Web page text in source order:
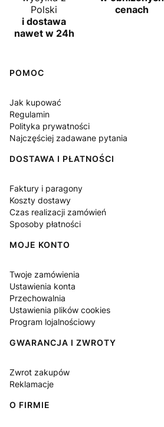
Polski
i dostawa
nawet w 24h
cenach
Linki w stopce
POMOC
Jak kupować
Regulamin
Polityka prywatności
Najczęściej zadawane pytania
DOSTAWA I PŁATNOŚCI
Faktury i paragony
Koszty dostawy
Czas realizacji zamówień
Sposoby płatności
MOJE KONTO
Twoje zamówienia
Ustawienia konta
Przechowalnia
Ustawienia plików cookies
Program lojalnościowy
GWARANCJA I ZWROTY
Zwrot zakupów
Reklamacje
O FIRMIE